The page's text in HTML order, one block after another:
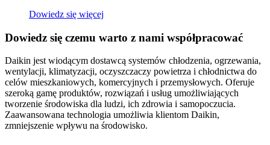
Dowiedz się więcej
Dowiedz się czemu warto z nami współpracować
Daikin jest wiodącym dostawcą systemów chłodzenia, ogrzewania,
wentylacji, klimatyzacji, oczyszczaczy powietrza i chłodnictwa do
celów mieszkaniowych, komercyjnych i przemysłowych. Oferuje
szeroką gamę produktów, rozwiązań i usług umożliwiających
tworzenie środowiska dla ludzi, ich zdrowia i samopoczucia.
Zaawansowana technologia umożliwia klientom Daikin,
zmniejszenie wpływu na środowisko.